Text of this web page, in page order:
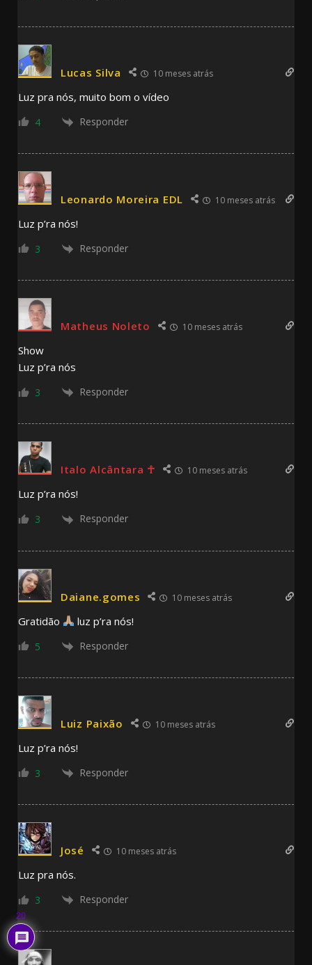
Lucas Silva 10 meses atrás
Luz pra nós, muito bom o vídeo
4 Responder
Leonardo Moreira EDL 10 meses atrás
Luz p’ra nós!
3 Responder
Matheus Noleto 10 meses atrás
Show
Luz p’ra nós
3 Responder
Italo Alcântara ☥ 10 meses atrás
Luz p’ra nós!
3 Responder
Daiane.gomes 10 meses atrás
Gratidão luz p’ra nós!
5 Responder
Luiz Paixão 10 meses atrás
Luz p’ra nós!
3 Responder
José 10 meses atrás
Luz pra nós.
3 Responder
20